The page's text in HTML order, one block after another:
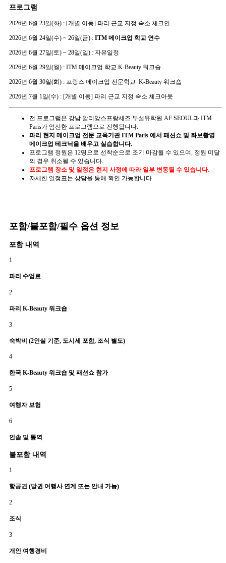
프로그램
2026년 6월 23일(화) : [개별 이동] 파리 근교 지정 숙소 체크인
2026년 6월 24일(수) ~ 26일(금) : ITM 메이크업 학교 연수
2026년 6월 27일(토) ~ 28일(일) : 자유일정
2026년 6월 29일(월) : ITM 메이크업 학교 K-Beauty 워크숍
2026년 6월 30일(화) : 프랑스 메이크업 전문학교 K-Beauty 워크숍
2026년 7월 1일(수) : [개별 이동] 파리 근교 지정 숙소 체크아웃
전 프로그램은 강남 알리앙스프랑세즈 부설유학원 AF SEOUL과 ITM
Paris가 엄선한 프로그램으로 진행됩니다.
파리 현지 메이크업 전문 교육기관 ITM Paris 에서 패션쇼 및 화보촬영
메이크업 테크닉을 배우고 실습합니다.
프로그램 정원은 12명으로 선착순으로 조기 마감될 수 있으며, 정원 미달
의 경우 취소될 수 있습니다.
프로그램 장소 및 일정은 현지 사정에 따라 일부 변동될 수 있습니다.
자세한 일정표는 상담을 통해 확인 가능합니다.
포함/불포함/필수 옵션 정보
포함 내역
1
파리 수업료
2
파리 K-Beauty 워크숍
3
숙박비 (2인실 기준, 도시세 포함, 조식 별도)
4
한국 K-Beauty 워크숍 및 패션쇼 참가
5
여행자 보험
6
인솔 및 통역
불포함 내역
1
항공권 (발권 여행사 연계 또는 안내 가능)
2
조식
3
개인 여행경비